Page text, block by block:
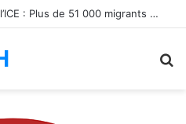
Record d’arrestations par l’ICE : Plus de 51 000 migrants interpellés en un mois aux États-Unis